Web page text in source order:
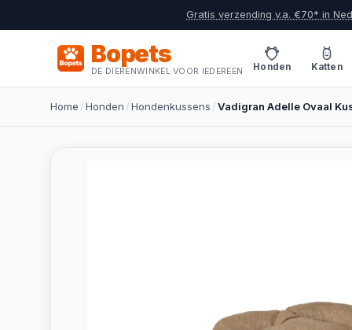
Gratis verzending v.a. €70* in
Bopets
DE DIERENWINKEL VOOR IEDEREEN Honden Katten
Home /Honden /Hondenkussens /Vadigran Adelle Ovaal